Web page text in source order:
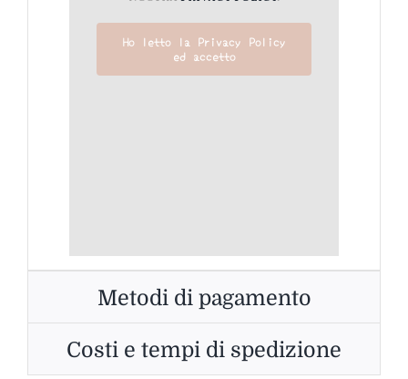
Ho letto la Privacy Policy
ed accetto
Metodi di pagamento
Costi e tempi di spedizione